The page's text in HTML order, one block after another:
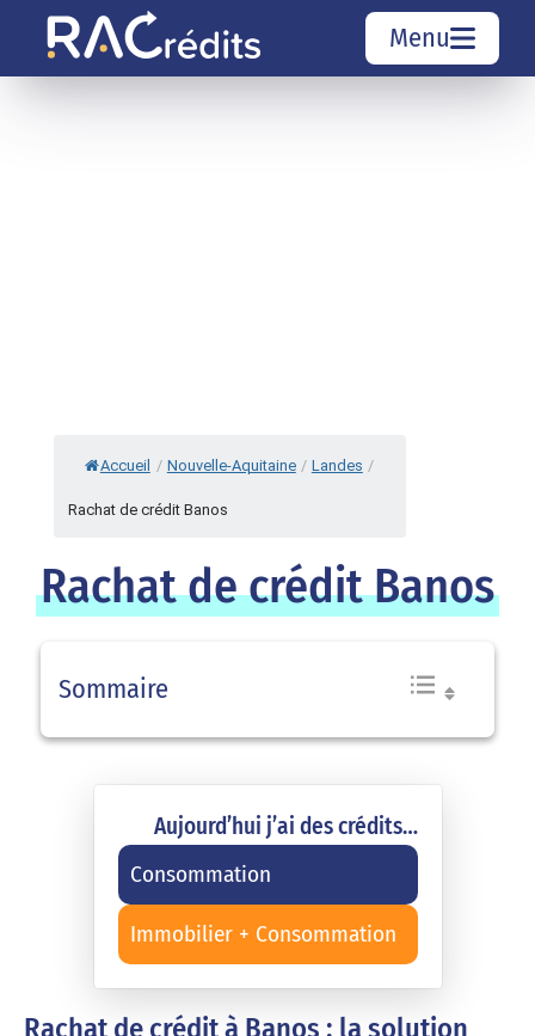
Menu
Accueil / Nouvelle-Aquitaine / Landes /
Rachat de crédit Banos
Rachat de crédit Banos
Sommaire
Aujourd’hui j’ai des crédits…
Consommation
Immobilier + Consommation
Rachat de crédit à Banos : la solution